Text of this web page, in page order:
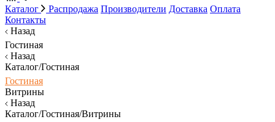
Каталог Распродажа Производители Доставка Оплата
Контакты
Назад
Гостиная
Назад
Каталог/Гостиная
Гостиная
Витрины
Назад
Каталог/Гостиная/Витрины